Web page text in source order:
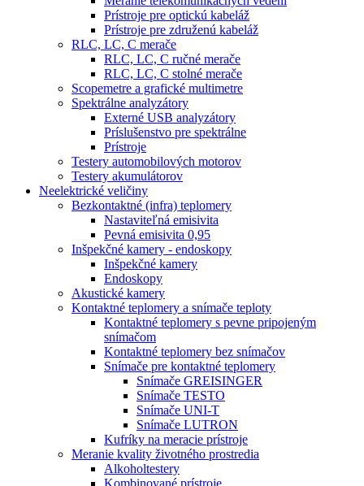
Prístroje pre optickú kabeláž
Prístroje pre združenú kabeláž
RLC, LC, C merače
RLC, LC, C ručné merače
RLC, LC, C stolné merače
Scopemetre a grafické multimetre
Spektrálne analyzátory
Externé USB analyzátory
Príslušenstvo pre spektrálne
Prístroje
Testery automobilových motorov
Testery akumulátorov
Neelektrické veličiny
Bezkontaktné (infra) teplomery
Nastaviteľná emisivita
Pevná emisivita 0,95
Inšpekčné kamery - endoskopy
Inšpekčné kamery
Endoskopy
Akustické kamery
Kontaktné teplomery a snímače teploty
Kontaktné teplomery s pevne pripojeným
snímačom
Kontaktné teplomery bez snímačov
Snímače pre kontaktné teplomery
Snímače GREISINGER
Snímače TESTO
Snímače UNI-T
Snímače LUTRON
Kufríky na meracie prístroje
Meranie kvality životného prostredia
Alkoholtestery
Kombinované prístroje